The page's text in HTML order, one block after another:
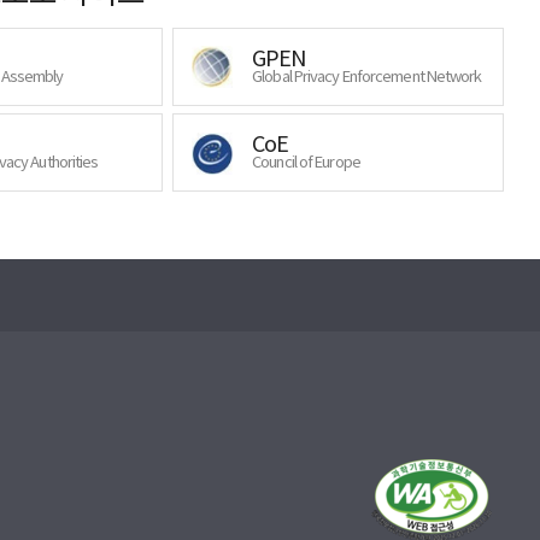
GPEN
Global Privacy Enforcement Network
Authorities
CoE
Council of Europe